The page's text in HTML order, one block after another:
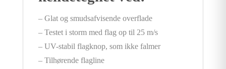
– Glat og smudsafvisende overflade
– Testet i storm med flag op til 25 m/s
– UV-stabil flagknop, som ikke falmer
– Tilhørende flagline